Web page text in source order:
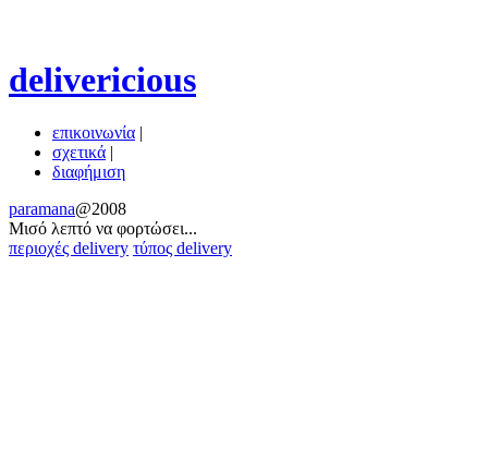
delivericious
επικοινωνία |
σχετικά |
διαφήμιση
paramana@2008
Μισό λεπτό να φoρτώσει...
περιοχές delivery τύπος delivery